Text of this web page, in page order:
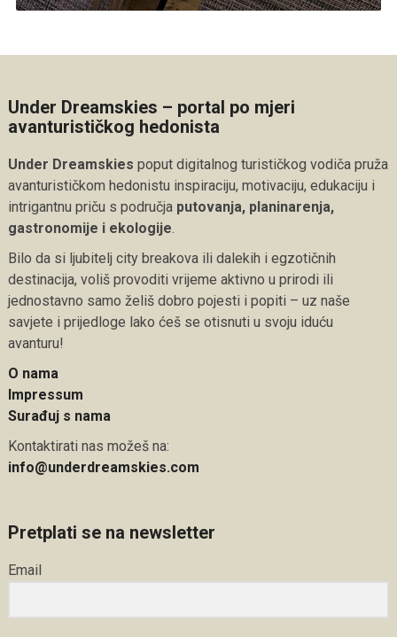
Under Dreamskies – portal po mjeri
avanturističkog hedonista
Under Dreamskies poput digitalnog turističkog vodiča pruža
avanturističkom hedonistu inspiraciju, motivaciju, edukaciju i
intrigantnu priču s područja putovanja, planinarenja,
gastronomije i ekologije.
Bilo da si ljubitelj city breakova ili dalekih i egzotičnih
destinacija, voliš provoditi vrijeme aktivno u prirodi ili
jednostavno samo želiš dobro pojesti i popiti – uz naše
savjete i prijedloge lako ćeš se otisnuti u svoju iduću
avanturu!
O nama
Impressum
Surađuj s nama
Kontaktirati nas možeš na:
info@underdreamskies.com
Pretplati se na newsletter
Email